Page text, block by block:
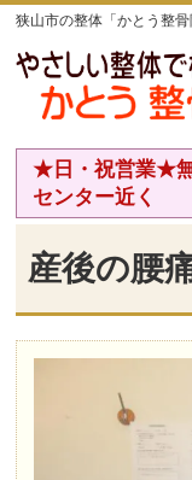
狭山市の整体「かとう整骨
★日・祝営業★
センター近く
産後の腰